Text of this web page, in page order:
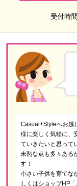
受付時
Casual+Styleへお越
様に楽しく気軽に、
ていきたいと思って
未熟な点も多々ある
す！
小さい子供を育てな
しくはショップHP